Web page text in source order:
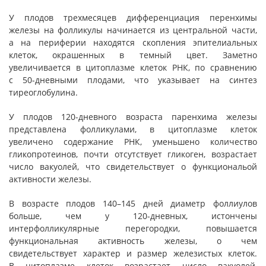
У плодов трехмесяцев дифференциация перенхимы
железы на фолликулы начинается из центральной части,
а на периферии находятся скопления эпителиальных
клеток, окрашенных в темный цвет. Заметно
увеличивается в цитоплазме клеток РНК, по сравнению
с 50-дневными плодами, что указывает на синтез
тиреоглобулина.
У плодов 120-дневного возраста паренхима железы
представлена фолликулами, в цитоплазме клеток
увеличено содержание РНК, уменьшено количество
гликопротеинов, почти отсутствует гликоген, возрастает
число вакуолей, что свидетельствует о функциональой
активности железы.
В возрасте плодов 140–145 дней диаметр фоллиулов
больше, чем у 120-дневных, истончены
интерфолликулярные перегородки, повышается
функциональная активность железы, о чем
свидетельствует характер и размер железистых клеток.